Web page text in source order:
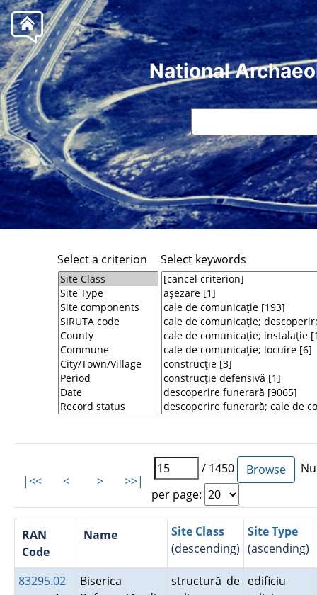
National
Select a criterion Select keywords
|<< < > >>|
/ 1450
per page:
RAN
Code
Name
Site Class
(descending)
Site Type
(ascending)
83295.02
Biserica
structură de edificiu